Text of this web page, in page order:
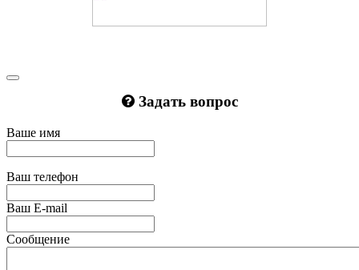
Задать вопрос
Ваше имя
Ваш телефон
Ваш E-mail
Сообщение